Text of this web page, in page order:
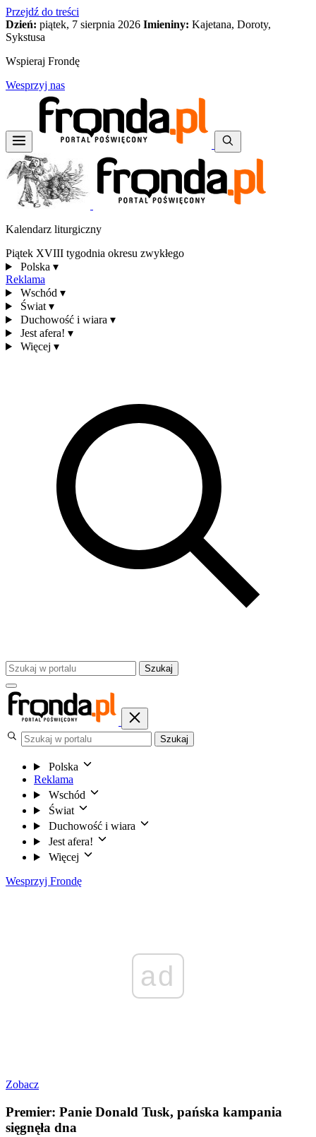
Przejdź do treści
Dzień: piątek, 7 sierpnia 2026 Imieniny: Kajetana, Doroty,
Sykstusa
Wspieraj Frondę
Wesprzyj nas
Kalendarz liturgiczny
Piątek XVIII tygodnia okresu zwykłego
Polska ▾
Reklama
Wschód ▾
Świat ▾
Duchowość i wiara ▾
Jest afera! ▾
Więcej ▾
Szukaj
Szukaj
Polska
Reklama
Wschód
Świat
Duchowość i wiara
Jest afera!
Więcej
Wesprzyj Frondę
ad
Zobacz
Premier: Panie Donald Tusk, pańska kampania
sięgnęła dna